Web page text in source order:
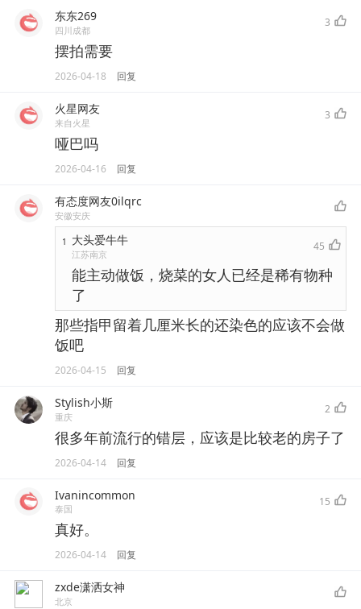
东东269
四川成都
3
摆拍需要
2026-04-18 回复
火星网友
来自火星
3
哑巴吗
2026-04-16 回复
有态度网友0ilqrc
安徽安庆
1 大头爱牛牛
江苏南京
45
能主动做饭，烧菜的女人已经是稀有物种
了
那些指甲留着几厘米长的还染色的应该不会做
饭吧
2026-04-15 回复
Stylish小斯
重庆
2
很多年前流行的错层，应该是比较老的房子了
2026-04-14 回复
Ivanincommon
泰国
15
真好。
2026-04-14 回复
zxde潇洒女神
北京